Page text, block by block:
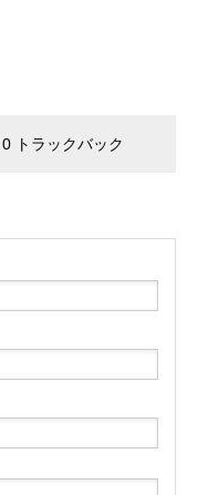
0 トラックバック